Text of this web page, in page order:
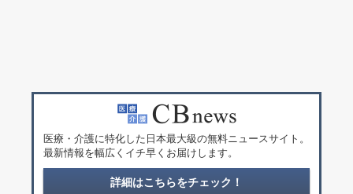
医療・介護に特化した日本最大級の無料ニュースサイト。
最新情報を幅広くイチ早くお届けします。
詳細はこちらをチェック！